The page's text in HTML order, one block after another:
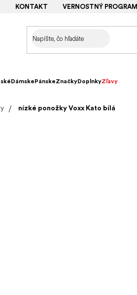
KONTAKT VERNOSTNÝ PROGRAM
DámskePánskeZnačkyDoplnkyZľavy
nízké ponožky Voxx Kato bílá